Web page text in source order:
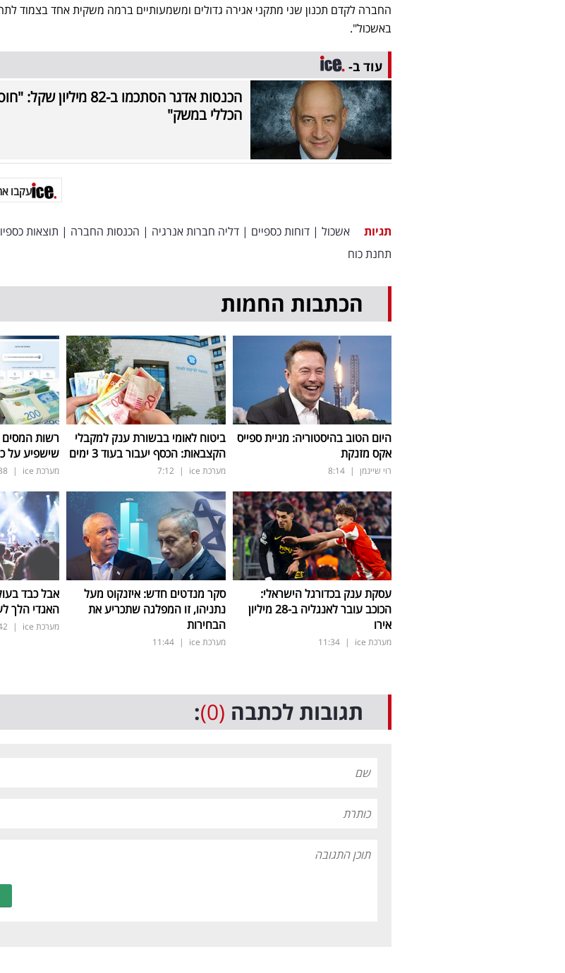
החברה לקדם תכנון שני מתקני אגירה גדולים ומשמעותיים ברמה משקית אחד בצמוד
באשכול".
עוד ב-
הכנסות אדגר הסתכמו ב-82
הכללי במשק"
עקבו
תגיות אשכול | דוחות כספיים | דליה חברות אנרגיה | הכנסות החברה | תוצאות
תחנת כוח
הכתבות החמות
היום הטוב בהיסטוריה: מניית ספייס
אקס מזנקת
רוי שיינמן |
8:14
ביטוח לאומי בבשורת ענק למקבלי
הקצבאות: הכסף יעבור בעוד 3 ימים
מערכת ice |
7:12
רשות
שישפיע על
מערכת ice |
עסקת ענק בכדורגל הישראלי:
הכוכב עובר לאנגליה ב-28 מיליון
אירו
מערכת ice |
11:34
סקר מנדטים חדש: איזנקוט מעל
נתניהו, זו המפלגה שתכריע את
הבחירות
מערכת ice |
11:44
אבל כבד
האגדי הלך
מערכת ice |
תגובות לכתבה (0)
: